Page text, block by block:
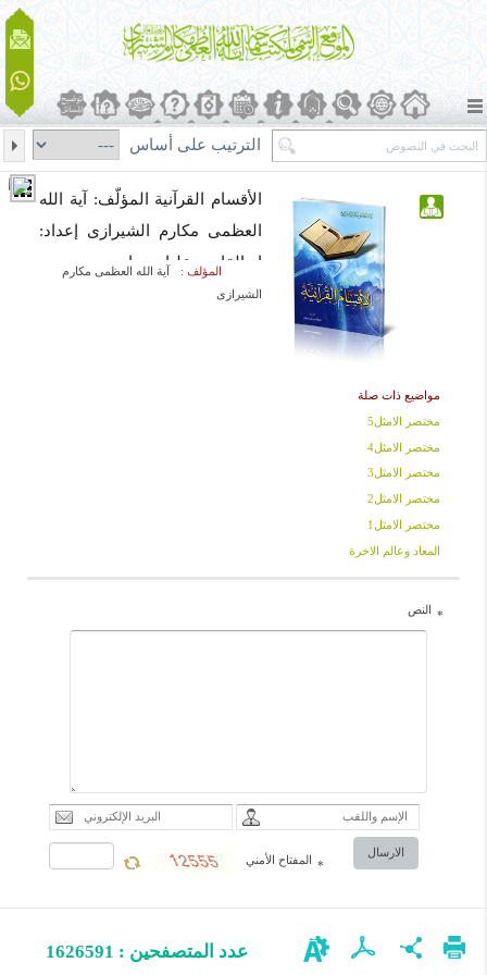
الترتيب على أساس
الأقسام القرآنیة المؤلّف: آیة الله
العظمى مکارم الشیرازی إعداد:
ابوالقاسم علیان نجادی
المؤلف :
آیة الله العظمى مکارم
الشیرازی
مواضيع ذات صلة
مختصر الامثل5
مختصر الامثل4
مختصر الامثل3
مختصر الامثل2
مختصر الامثل1
المعاد وعالم الاخرة
* النص
الارسال
*
المفتاح الأمني
عدد المتصفحين : 1626591